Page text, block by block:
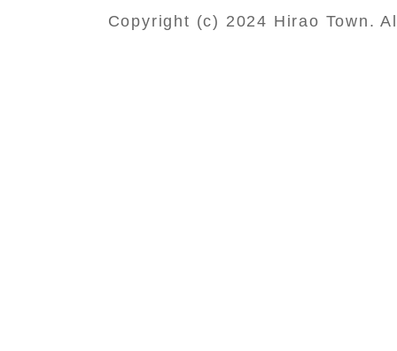
Copyright (c) 2024 Hirao Town.